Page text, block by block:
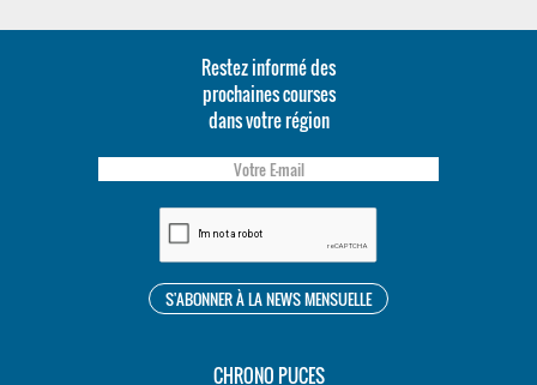
Restez informé des
prochaines courses
dans votre région
CHRONO PUCES